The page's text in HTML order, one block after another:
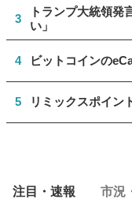
3
トランプ大統領発
い」
4 ビットコインの
5 リミックスポイン
注目・速報 市況